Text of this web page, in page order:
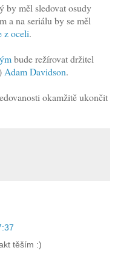
by měl sledovat osudy
a na seriálu by se měl
z oceli.
bude režírovat držitel
Adam Davidson.
okamžitě ukončit
těším :)